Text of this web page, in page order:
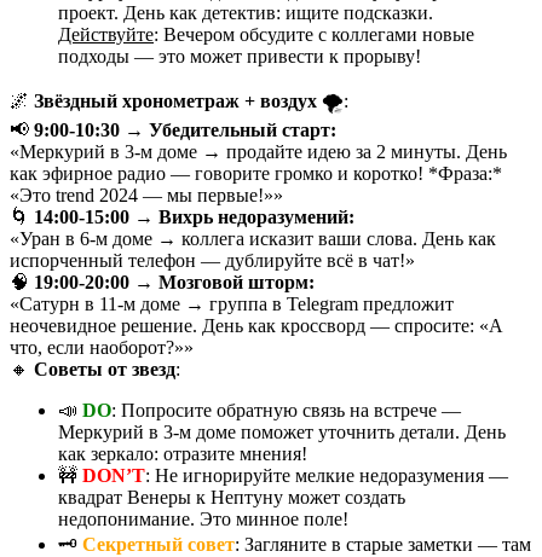
проект. День как детектив: ищите подсказки.
Действуйте: Вечером обсудите с коллегами новые
подходы — это может привести к прорыву!
🌌 Звёздный хронометраж + воздух 🌪️:
📢 9:00-10:30 → Убедительный старт:
«Меркурий в 3-м доме → продайте идею за 2 минуты. День
как эфирное радио — говорите громко и коротко! *Фраза:*
«Это trend 2024 — мы первые!»»
🌀 14:00-15:00 → Вихрь недоразумений:
«Уран в 6-м доме → коллега исказит ваши слова. День как
испорченный телефон — дублируйте всё в чат!»
🧠 19:00-20:00 → Мозговой шторм:
«Сатурн в 11-м доме → группа в Telegram предложит
неочевидное решение. День как кроссворд — спросите: «А
что, если наоборот?»»
🔸 Советы от звезд:
📣 DO: Попросите обратную связь на встрече —
Меркурий в 3-м доме поможет уточнить детали. День
как зеркало: отразите мнения!
🚧 DON’T: Не игнорируйте мелкие недоразумения —
квадрат Венеры к Нептуну может создать
недопонимание. Это минное поле!
🗝️ Секретный совет: Загляните в старые заметки — там